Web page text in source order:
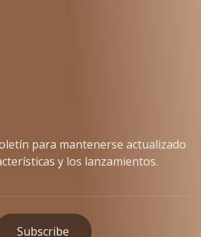
para mantenerse actualizado
y los lanzamientos.